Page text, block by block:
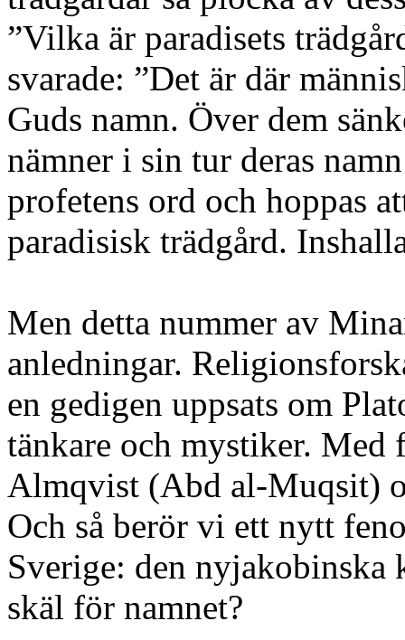
”Vilka är paradisets
svarade: ”Det är där
Guds namn. Över dem
nämner i sin tur deras
profetens ord och hoppas
paradisisk trädgård.
Men detta nummer av
anledningar.
en gedigen uppsats om
tänkare och mystiker. Med
Almqvist (Abd al-Muqsit)
Och så berör vi ett nytt
Sverige: den nyjakobinska
skäl för namnet?